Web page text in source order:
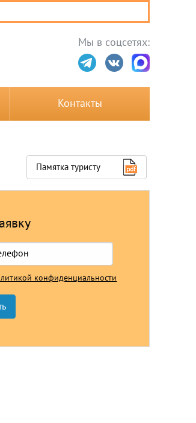
Контакты
Мы в соцсетях:
Памятка туристу
конфиденциальности